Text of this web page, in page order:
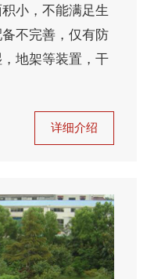
小，不能满足生
不完善，仅有防
地架等装置，干
详细介绍